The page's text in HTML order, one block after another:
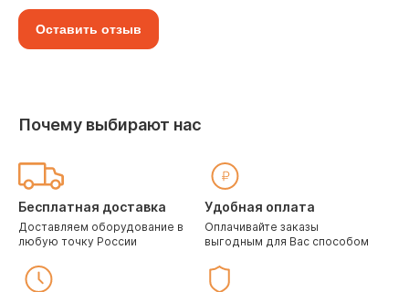
Оставить отзыв
Почему выбирают нас
Бесплатная доставка
Доставляем оборудование в
любую точку России
Удобная оплата
Оплачивайте заказы
выгодным для Вас способом